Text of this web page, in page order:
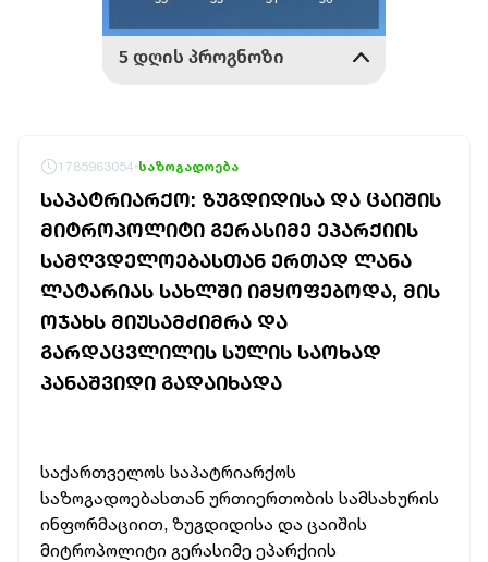
1785963054 საზოგადოება
ᲡᲐᲞᲐᲢᲠᲘᲐᲠᲥᲝ: ᲖᲣᲒᲓᲘᲓᲘᲡᲐ ᲓᲐ ᲪᲐᲘᲨᲘᲡ
ᲛᲘᲢᲠᲝᲞᲝᲚᲘᲢᲘ ᲒᲔᲠᲐᲡᲘᲛᲔ ᲔᲞᲐᲠᲥᲘᲘᲡ
ᲡᲐᲛᲦᲕᲓᲔᲚᲝᲔᲑᲐᲡᲗᲐᲜ ᲔᲠᲗᲐᲓ ᲚᲐᲜᲐ
ᲚᲐᲢᲐᲠᲘᲐᲡ ᲡᲐᲮᲚᲨᲘ ᲘᲛᲧᲝᲤᲔᲑᲝᲓᲐ, ᲛᲘᲡ
ᲝᲯᲐᲮᲡ ᲛᲘᲣᲡᲐᲛᲫᲘᲛᲠᲐ ᲓᲐ
ᲒᲐᲠᲓᲐᲪᲕᲚᲘᲚᲘᲡ ᲡᲣᲚᲘᲡ ᲡᲐᲝᲮᲐᲓ
ᲞᲐᲜᲐᲨᲕᲘᲓᲘ ᲒᲐᲓᲐᲘᲮᲐᲓᲐ
საქართველოს საპატრიარქოს
საზოგადოებასთან ურთიერთობის სამსახურის
ინფორმაციით, ზუგდიდისა და ცაიშის
მიტროპოლიტი გერასიმე ეპარქიის